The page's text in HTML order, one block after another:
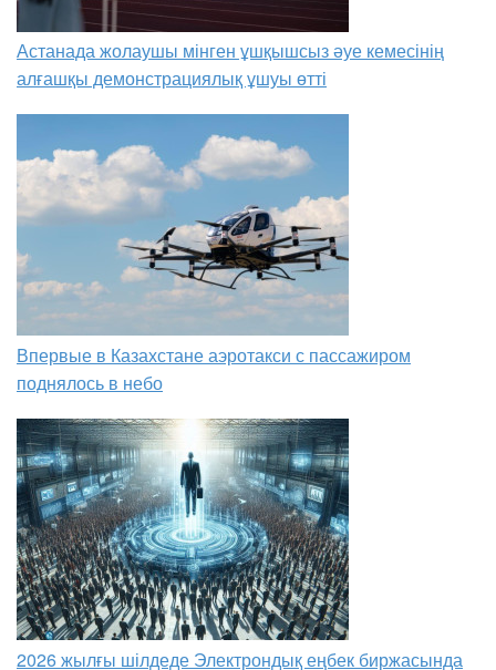
Астанада жолаушы мінген ұшқышсыз әуе кемесінің
алғашқы демонстрациялық ұшуы өтті
Впервые в Казахстане аэротакси с пассажиром
поднялось в небо
2026 жылғы шілдеде Электрондық еңбек биржасында